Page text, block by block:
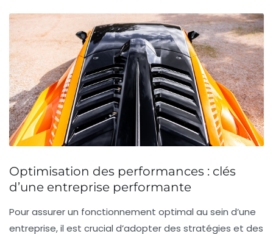
Optimisation des performances : clés
d’une entreprise performante
Pour assurer un fonctionnement optimal au sein d’une
entreprise, il est crucial d’adopter des stratégies et des